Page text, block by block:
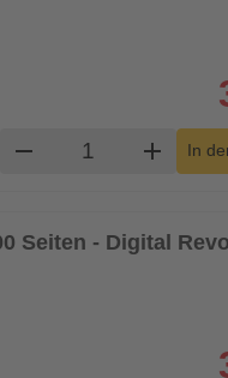
remove Produktadd In
Seiten - Digital